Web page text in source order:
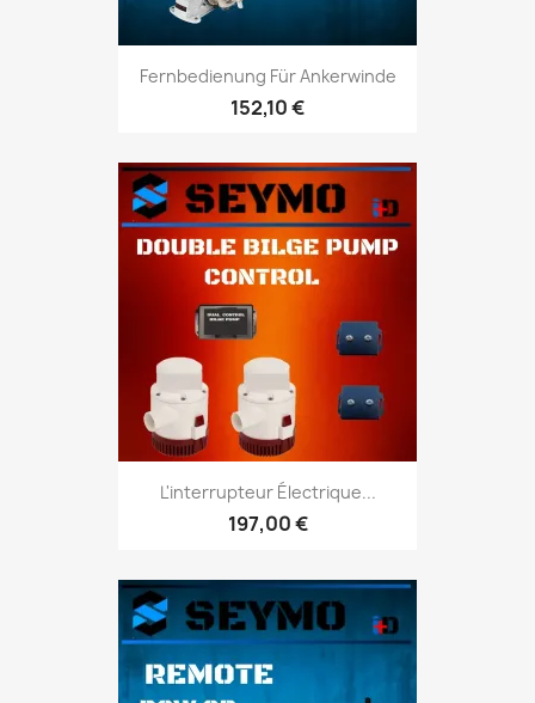
Fernbedienung Für Ankerwinde
152,10 €
L'interrupteur Électrique...
197,00 €